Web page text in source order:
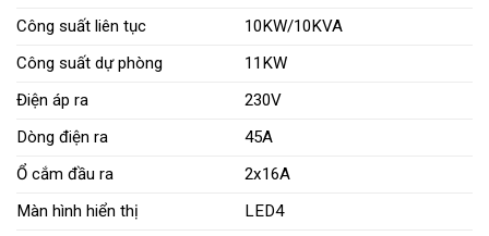
Công suất liên tục
10KW/10KVA
Công suất dự phòng
11KW
Điện áp ra
230V
Dòng điện ra
45A
Ổ cắm đầu ra
2x16A
Màn hình hiển thị
LED4